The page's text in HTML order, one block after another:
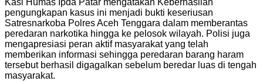
pengungkapan kasus ini menjadi bukti keseriusan
Satresnarkoba Polres Aceh Tenggara dalam memberantas
peredaran narkotika hingga ke pelosok wilayah. Polisi juga
mengapresiasi peran aktif masyarakat yang telah
memberikan informasi sehingga peredaran barang haram
tersebut berhasil digagalkan sebelum beredar luas di tengah
masyarakat.